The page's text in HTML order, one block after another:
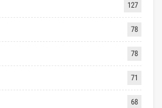
127
78
78
71
68